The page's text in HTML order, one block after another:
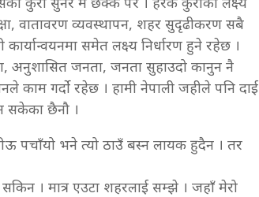
वातावरण व्यवस्थापन, शहर सुदृढीकरण सबै
कार्यान्वयनमा समेत लक्ष्य निर्धारण हुने रहेछ ।
अनुशासित जनता, जनता सुहाउदो कानुन नै
काम गर्दाे रहेछ । हामी नेपाली जहीले पनि दाई
सकेका छैनौ ।
पचाँयो भने त्यो ठाउँ बस्न लायक हुदैन । तर
। मात्र एउटा शहरलाई सम्झे । जहाँ मेरो